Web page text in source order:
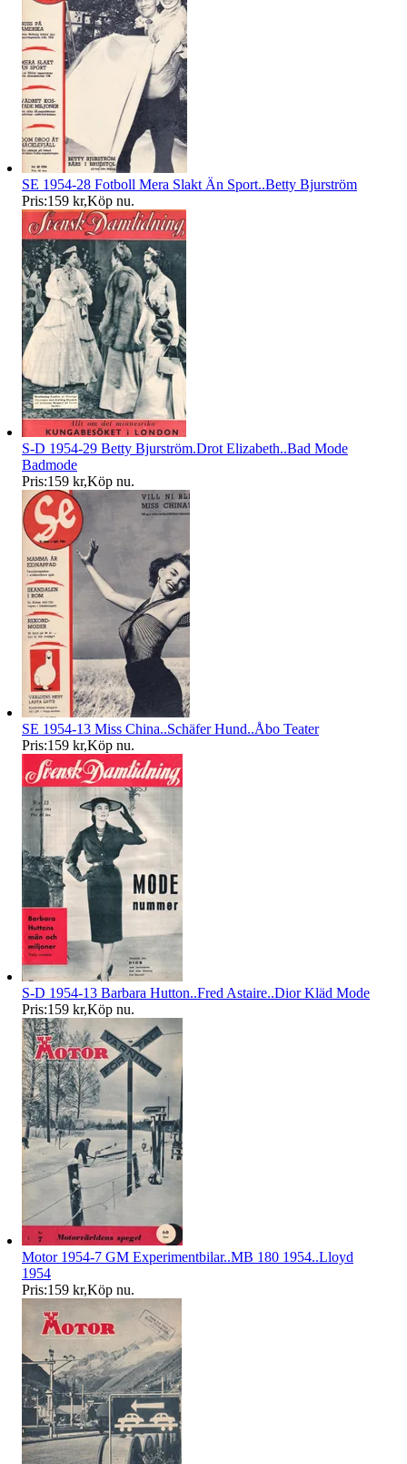
SE 1954-28 Fotboll Mera Slakt Än Sport..Betty Bjurström
Pris:159 kr,Köp nu.
S-D 1954-29 Betty Bjurström.Drot Elizabeth..Bad Mode
Badmode
Pris:159 kr,Köp nu.
SE 1954-13 Miss China..Schäfer Hund..Åbo Teater
Pris:159 kr,Köp nu.
S-D 1954-13 Barbara Hutton..Fred Astaire..Dior Kläd Mode
Pris:159 kr,Köp nu.
Motor 1954-7 GM Experimentbilar..MB 180 1954..Lloyd
1954
Pris:159 kr,Köp nu.